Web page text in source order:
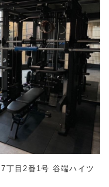
目2番1号 谷端ハイツ